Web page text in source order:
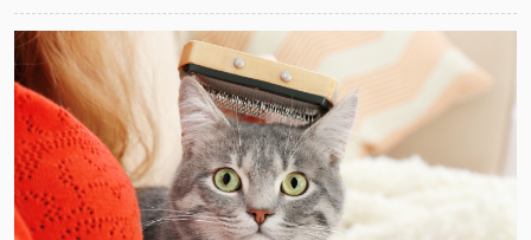
configuration
Ouvert